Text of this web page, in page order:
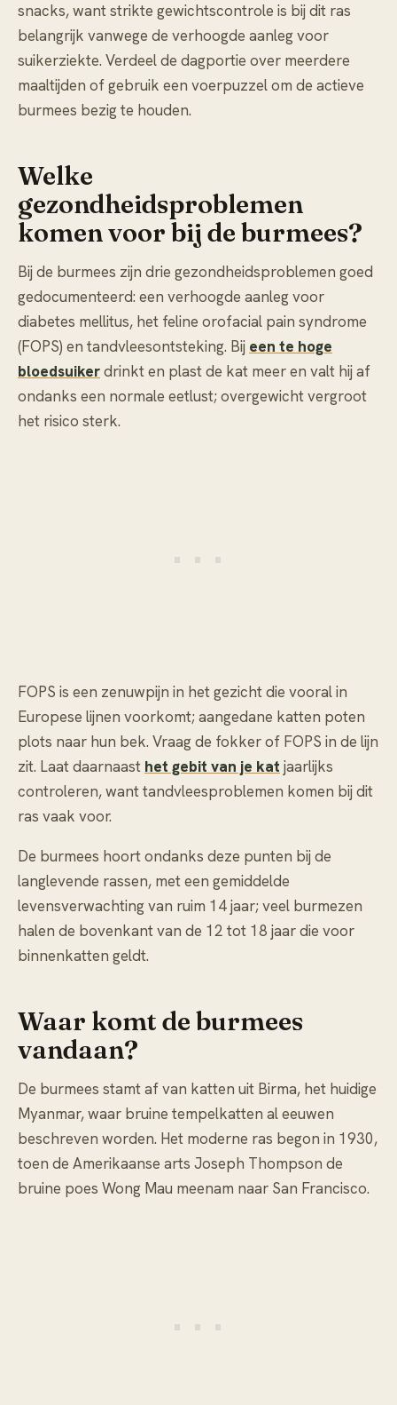
snacks, want strikte gewichtscontrole is bij dit ras
belangrijk vanwege de verhoogde aanleg voor
suikerziekte. Verdeel de dagportie over meerdere
maaltijden of gebruik een voerpuzzel om de actieve
burmees bezig te houden.
Welke
gezondheidsproblemen
komen voor bij de burmees?
Bij de burmees zijn drie gezondheidsproblemen goed
gedocumenteerd: een verhoogde aanleg voor
diabetes mellitus, het feline orofacial pain syndrome
(FOPS) en tandvleesontsteking. Bij een te hoge
bloedsuikerdrinkt en plast de kat meer en valt hij af
ondanks een normale eetlust; overgewicht vergroot
het risico sterk.
FOPS is een zenuwpijn in het gezicht die vooral in
Europese lijnen voorkomt; aangedane katten poten
plots naar hun bek. Vraag de fokker of FOPS in de lijn
zit. Laat daarnaast het gebit van je kat jaarlijks
controleren, want tandvleesproblemen komen bij dit
ras vaak voor.
De burmees hoort ondanks deze punten bij de
langlevende rassen, met een gemiddelde
levensverwachting van ruim 14 jaar; veel burmezen
halen de bovenkant van de 12 tot 18 jaar die voor
binnenkatten geldt.
Waar komt de burmees
vandaan?
De burmees stamt af van katten uit Birma, het huidige
Myanmar, waar bruine tempelkatten al eeuwen
beschreven worden. Het moderne ras begon in 1930,
toen de Amerikaanse arts Joseph Thompson de
bruine poes Wong Mau meenam naar San Francisco.